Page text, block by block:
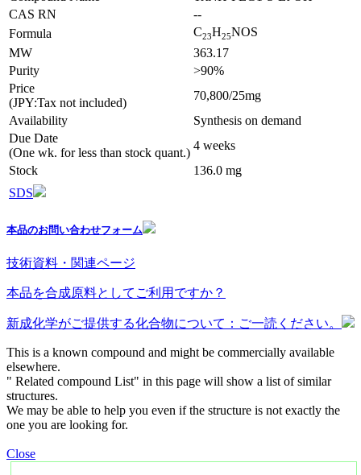
CAS RN
--
Formula
C23H25NOS
MW
363.17
Purity
>90%
Price
(JPY:Tax not included)
70,800/25mg
Availability
Synthesis on demand
Due Date
(One wk. for less than stock quant.)
4 weeks
Stock
136.0 mg
SDS
本品のお問い合わせフォーム
技術資料・関連ページ
本品を合成原料としてご利用ですか？
新成化学がご提供する化合物について：ご一読ください。
This is a known compound and might be commercially available
elsewhere.
" Related compound List" in this page will show a list of similar
structures.
We may be able to help you even if the structure is not exactly the
one you are looking for.
Close